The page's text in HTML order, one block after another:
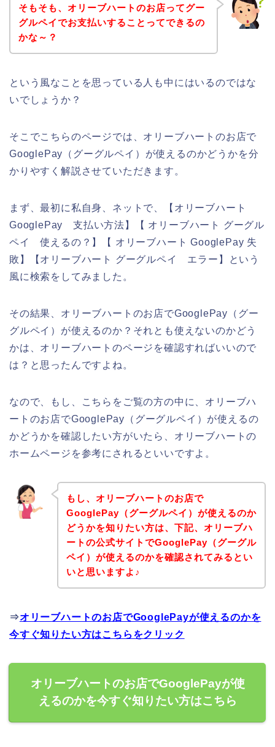
そもそも、オリーブハートのお店ってグー
グルペイでお支払いすることってできるの
かな～？
という風なことを思っている人も中にはいるのではな
いでしょうか？
そこでこちらのページでは、オリーブハートのお店で
GooglePay（グーグルペイ）が使えるのかどうかを分
かりやすく解説させていただきます。
まず、最初に私自身、ネットで、【オリーブハート
GooglePay 支払い方法】【 オリーブハート グーグル
ペイ 使えるの？】【 オリーブハート GooglePay 失
敗】【オリーブハート グーグルペイ エラー】という
風に検索をしてみました。
その結果、オリーブハートのお店でGooglePay（グー
グルペイ）が使えるのか？それとも使えないのかどう
かは、オリーブハートのページを確認すればいいので
は？と思ったんですよね。
なので、もし、こちらをご覧の方の中に、オリーブハ
ートのお店でGooglePay（グーグルペイ）が使えるの
かどうかを確認したい方がいたら、オリーブハートの
ホームページを参考にされるといいですよ。
もし、オリーブハートのお店で
GooglePay（グーグルペイ）が使えるのか
どうかを知りたい方は、下記、オリーブハ
ートの公式サイトでGooglePay（グーグル
ペイ）が使えるのかを確認されてみるとい
いと思いますよ♪
⇒オリーブハートのお店でGooglePayが使えるのかを
今すぐ知りたい方はこちらをクリック
オリーブハートのお店でGooglePayが使
えるのかを今すぐ知りたい方はこちら